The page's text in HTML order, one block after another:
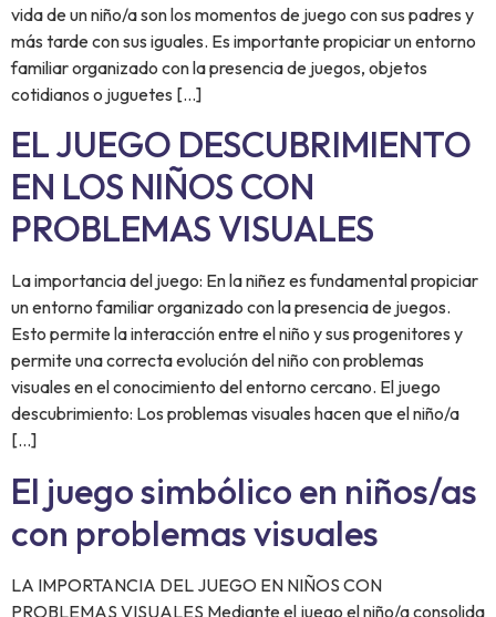
vida de un niño/a son los momentos de juego con sus padres y
más tarde con sus iguales. Es importante propiciar un entorno
familiar organizado con la presencia de juegos, objetos
cotidianos o juguetes […]
EL JUEGO DESCUBRIMIENTO
EN LOS NIÑOS CON
PROBLEMAS VISUALES
La importancia del juego: En la niñez es fundamental propiciar
un entorno familiar organizado con la presencia de juegos.
Esto permite la interacción entre el niño y sus progenitores y
permite una correcta evolución del niño con problemas
visuales en el conocimiento del entorno cercano. El juego
descubrimiento: Los problemas visuales hacen que el niño/a
[…]
El juego simbólico en niños/as
con problemas visuales
LA IMPORTANCIA DEL JUEGO EN NIÑOS CON
PROBLEMAS VISUALES Mediante el juego el niño/a consolida